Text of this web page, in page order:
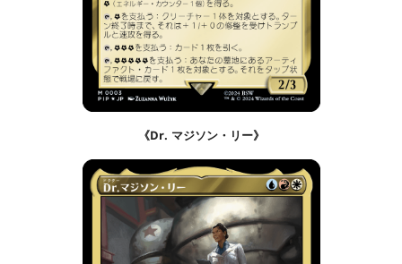
《Dr. マジソン・リー》